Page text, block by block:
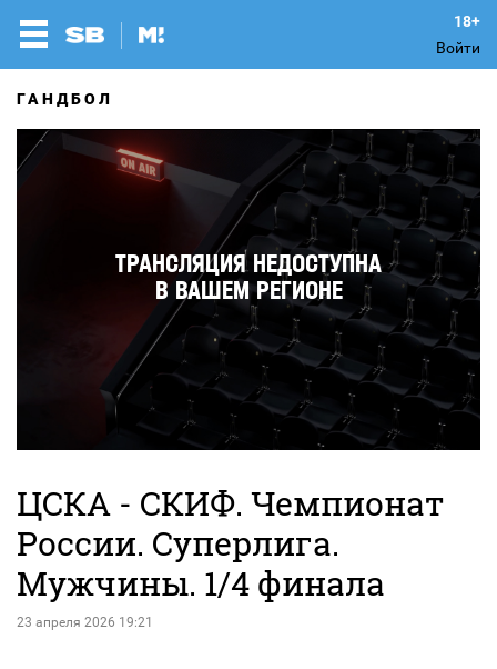
Войти
ГАНДБОЛ
ЦСКА - СКИФ. Чемпионат
России. Суперлига.
Мужчины. 1/4 финала
23 апреля 2026 19:21